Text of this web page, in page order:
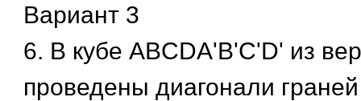
Вариант 3
6. В кубе ABCDA'B'C'D' из
проведены диагонали